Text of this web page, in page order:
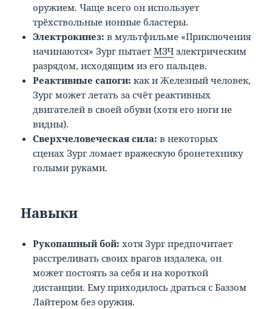
оружием. Чаще всего он использует
трёхствольные ионные бластеры.
Электрокинез: в мультфильме «Приключения
начинаются» Зург пытаетМЗЧ электрическим
разрядом, исходящим из его пальцев.
Реактивные сапоги: как и Железный человек,
Зург может летать за счёт реактивных
двигателей в своей обуви (хотя его ноги не
видны).
Сверхчеловеческая сила: в некоторых
сценах Зург ломает вражескую бронетехнику
голыми руками.
Навыки
Рукопашный бой:хотя Зург предпочитает
расстреливать своих врагов издалека, он
может постоять за себя и на короткой
дистанции. Ему приходилось драться с Баззом
Лайтером без оружия.